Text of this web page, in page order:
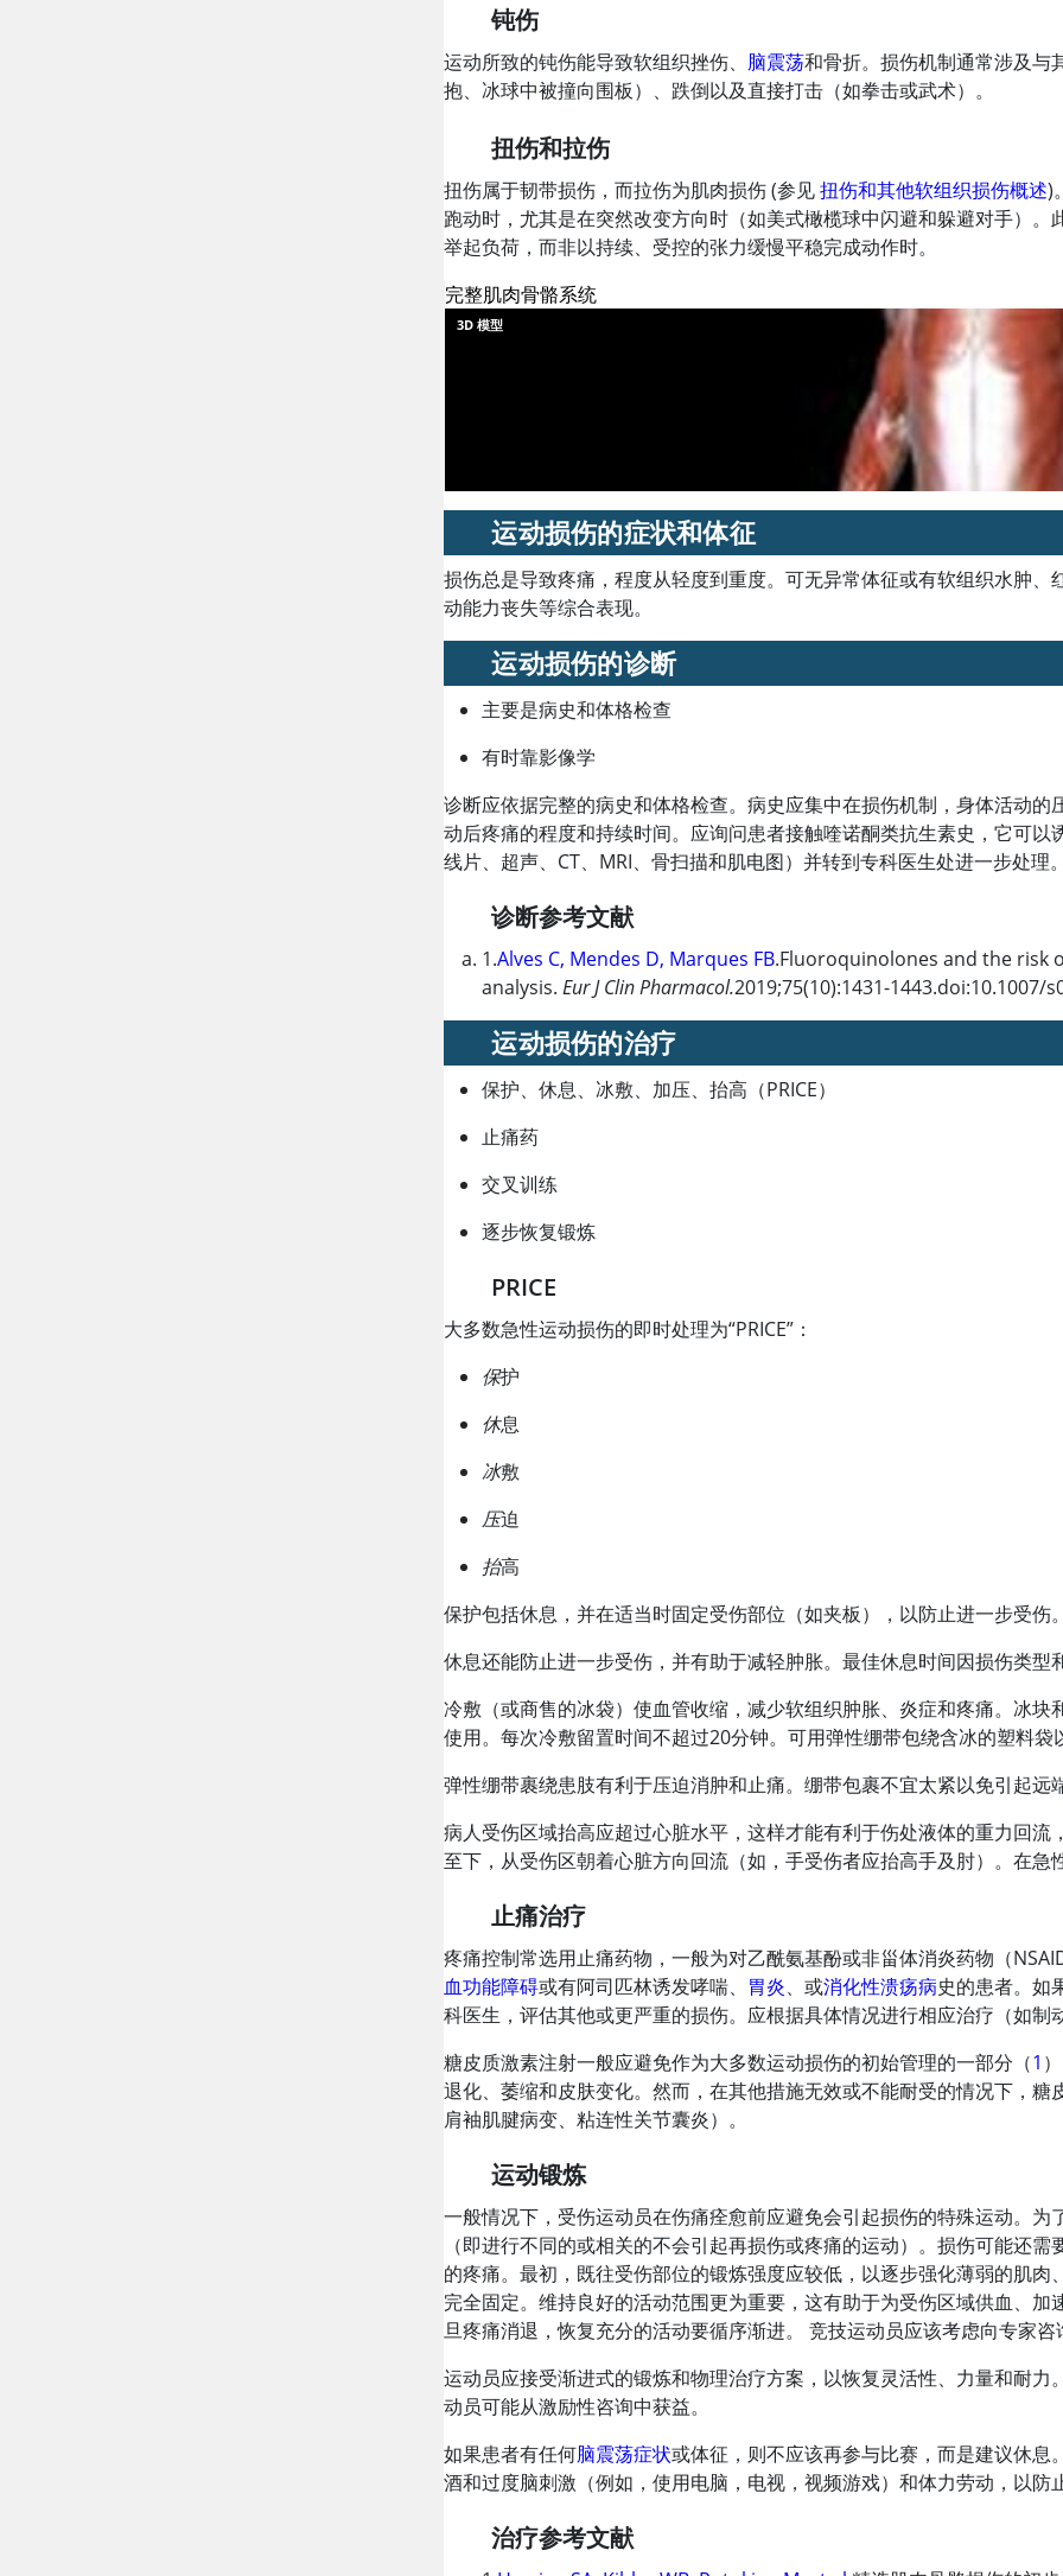
钝伤
运动所致的钝伤能导致软组织挫伤、 脑震荡和骨折。损伤机制通常涉及与
抱、冰球中被撞向围板）、跌倒以及直接打击（如拳击或武术）。
扭伤和拉伤
扭伤属于韧带损伤，而拉伤为肌肉损伤 (参见扭伤和其他软组织损伤概述)
跑动时，尤其是在突然改变方向时（如美式橄榄球中闪避和躲避对手）
举起负荷，而非以持续、受控的张力缓慢平稳完成动作时。
完整肌肉骨骼系统
3D 模型
运动损伤的症状和体征
损伤总是导致疼痛，程度从轻度到重度。可无异常体征或有软组织水肿
动能力丧失等综合表现。
运动损伤的诊断
主要是病史和体格检查
有时靠影像学
诊断应依据完整的病史和体格检查。病史应集中在损伤机制，身体活动
动后疼痛的程度和持续时间。应询问患者接触喹诺酮类抗生素史，它可以
线片、超声、CT、MRI、骨扫描和肌电图）并转到专科医生处进一步处理。
诊断参考文献
1.Alves C, Mendes D, Marques FB.Fluoroquinolones and the risk
analysis.Eur J Clin Pharmacol.2019;75(10):1431-1443.doi:10.1007/
运动损伤的治疗
保护、休息、冰敷、加压、抬高（PRICE）
止痛药
交叉训练
逐步恢复锻炼
PRICE
大多数急性运动损伤的即时处理为“PRICE”：
保护
休息
冰敷
压迫
抬高
保护包括休息，并在适当时固定受伤部位（如夹板），以防止进一步受伤。
休息还能防止进一步受伤，并有助于减轻肿胀。最佳休息时间因损伤类型
冷敷（或商售的冰袋）使血管收缩，减少软组织肿胀、炎症和疼痛。冰
使用。每次冷敷留置时间不超过20分钟。可用弹性绷带包绕含冰的塑料袋
弹性绷带裹绕患肢有利于压迫消肿和止痛。绷带包裹不宜太紧以免引起远
病人受伤区域抬高应超过心脏水平，这样才能有利于伤处液体的重力回
至下，从受伤区朝着心脏方向回流（如，手受伤者应抬高手及肘）。在急
止痛治疗
疼痛控制常选用止痛药物，一般为对乙酰氨基酚或非甾体消炎药物（
血功能障碍或有阿司匹林诱发哮喘、 胃炎、或消化性溃疡病史的患者。如
科医生，评估其他或更严重的损伤。应根据具体情况进行相应治疗（如制
糖皮质激素注射一般应避免作为大多数运动损伤的初始管理的一部分（1
退化、萎缩和皮肤变化。然而，在其他措施无效或不能耐受的情况下，
肩袖肌腱病变、粘连性关节囊炎）。
运动锻炼
一般情况下，受伤运动员在伤痛痊愈前应避免会引起损伤的特殊运动。
（即进行不同的或相关的不会引起再损伤或疼痛的运动）。损伤可能还
的疼痛。最初，既往受伤部位的锻炼强度应较低，以逐步强化薄弱的肌
完全固定。维持良好的活动范围更为重要，这有助于为受伤区域供血、
旦疼痛消退，恢复充分的活动要循序渐进。 竞技运动员应该考虑向专家咨
运动员应接受渐进式的锻炼和物理治疗方案，以恢复灵活性、力量和耐
动员可能从激励性咨询中获益。
如果患者有任何脑震荡症状或体征，则不应该再参与比赛，而是建议休
酒和过度脑刺激（例如，使用电脑，电视，视频游戏）和体力劳动，以防
治疗参考文献